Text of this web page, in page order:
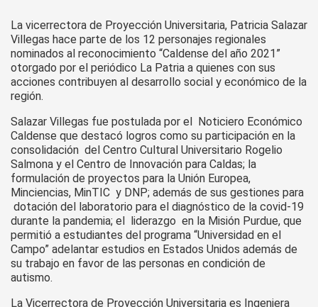
La vicerrectora de Proyección Universitaria, Patricia Salazar
Villegas hace parte de los 12 personajes regionales
nominados al reconocimiento “Caldense del año 2021”
otorgado por el periódico La Patria a quienes con sus
acciones contribuyen al desarrollo social y económico de la
región.
Salazar Villegas fue postulada por el Noticiero Económico
Caldense que destacó logros como su participación en la
consolidación del Centro Cultural Universitario Rogelio
Salmona y el Centro de Innovación para Caldas; la
formulación de proyectos para la Unión Europea,
Minciencias, MinTIC y DNP; además de sus gestiones para
dotación del laboratorio para el diagnóstico de la covid-19
durante la pandemia; el liderazgo en la Misión Purdue, que
permitió a estudiantes del programa “Universidad en el
Campo” adelantar estudios en Estados Unidos además de
su trabajo en favor de las personas en condición de
autismo.
La Vicerrectora de Proyección Universitaria es Ingeniera